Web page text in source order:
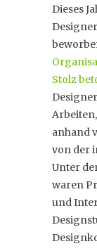
Dieses
Stolz
anhand
von der
Unter
waren
und